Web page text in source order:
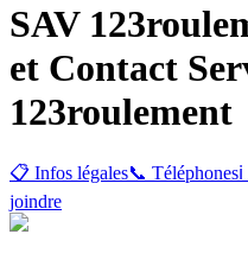
SAV
et Contact
123roulement
📋 Infos légales📞 Téléphones
joindre